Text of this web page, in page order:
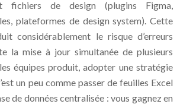
fichiers de design (plugins Figma,
plateformes de design system). Cette
considérablement le risque d’erreurs
la mise à jour simultanée de plusieurs
équipes produit, adopter une stratégie
un peu comme passer de feuilles Excel
de données centralisée : vous gagnez en